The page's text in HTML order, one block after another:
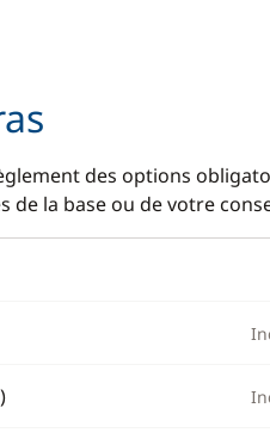
des options
de la base ou de votre